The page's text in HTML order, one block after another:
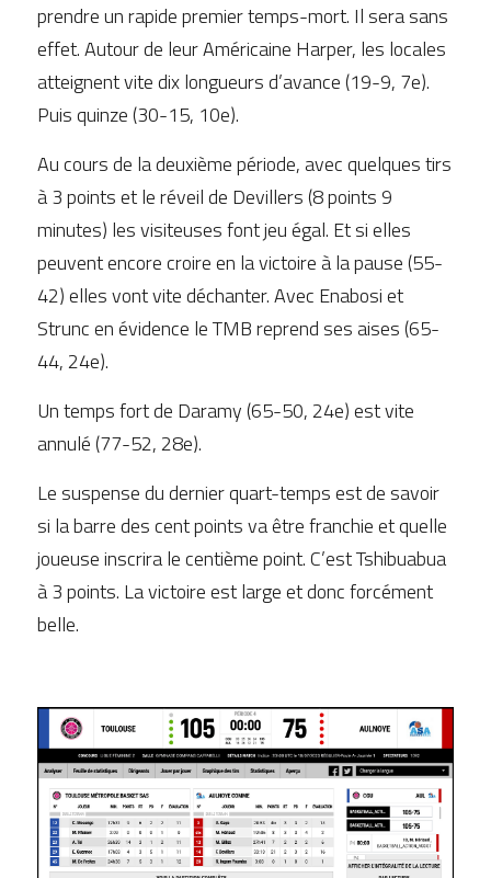
prendre un rapide premier temps-mort. Il sera sans
effet. Autour de leur Américaine Harper, les locales
atteignent vite dix longueurs d’avance (19-9, 7e).
Puis quinze (30-15, 10e).
Au cours de la deuxième période, avec quelques tirs
à 3 points et le réveil de Devillers (8 points 9
minutes) les visiteuses font jeu égal. Et si elles
peuvent encore croire en la victoire à la pause (55-
42) elles vont vite déchanter. Avec Enabosi et
Strunc en évidence le TMB reprend ses aises (65-
44, 24e).
Un temps fort de Daramy (65-50, 24e) est vite
annulé (77-52, 28e).
Le suspense du dernier quart-temps est de savoir
si la barre des cent points va être franchie et quelle
joueuse inscrira le centième point. C’est Tshibuabua
à 3 points. La victoire est large et donc forcément
belle.